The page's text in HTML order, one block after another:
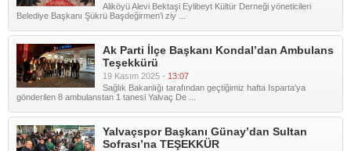
Aliköyü Alevi Bektaşi Eylibeyt Kültür Derneği yöneticileri
Belediye Başkanı Şükrü Başdeğirmen’i ziy ...
Ak Parti İlçe Başkanı Kondal’dan Ambulans
Teşekkürü
19 Kasım 2025 - 13:07
Sağlık Bakanlığı tarafından geçtiğimiz hafta Isparta'ya
gönderilen 8 ambulanstan 1 tanesi Yalvaç De ...
Yalvaçspor Başkanı Günay’dan Sultan
Sofrası’na TEŞEKKÜR